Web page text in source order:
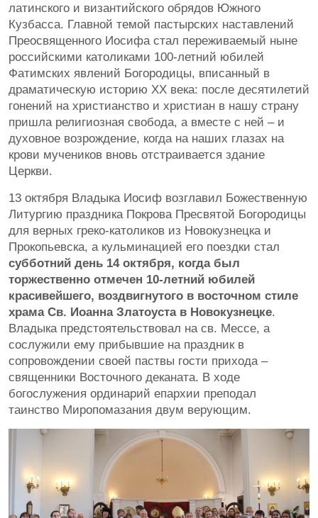
латинского и византийского обрядов Южного
Кузбасса. Главной темой пастырских наставлений
Преосвященного Иосифа стал переживаемый ныне
российскими католиками 100-летний юбилей
Фатимских явлений Богородицы, вписанный в
драматическую историю XX века: после десятилетий
гонений на христианство и христиан в нашу страну
пришла религиозная свобода, а вместе с ней – и
духовное возрождение, когда на наших глазах на
крови мучеников вновь отстраивается здание
Церкви.
13 октября Владыка Иосиф возглавил Божественную
Литургию праздника Покрова Пресвятой Богородицы
для верных греко-католиков из Новокузнецка и
Прокопьевска, а кульминацией его поездки стал
субботний день 14 октября, когда был
торжественно отмечен 10-летний юбилей
красивейшего, воздвигнутого в восточном стиле
храма Св. Иоанна Златоуста в Новокузнецке.
Владыка предстоятельствовал на св. Мессе, а
сослужили ему прибывшие на праздник в
сопровождении своей паствы гости прихода –
священники Восточного деканата. В ходе
богослужения ординарий епархии преподал
таинство Миропомазания двум верующим.